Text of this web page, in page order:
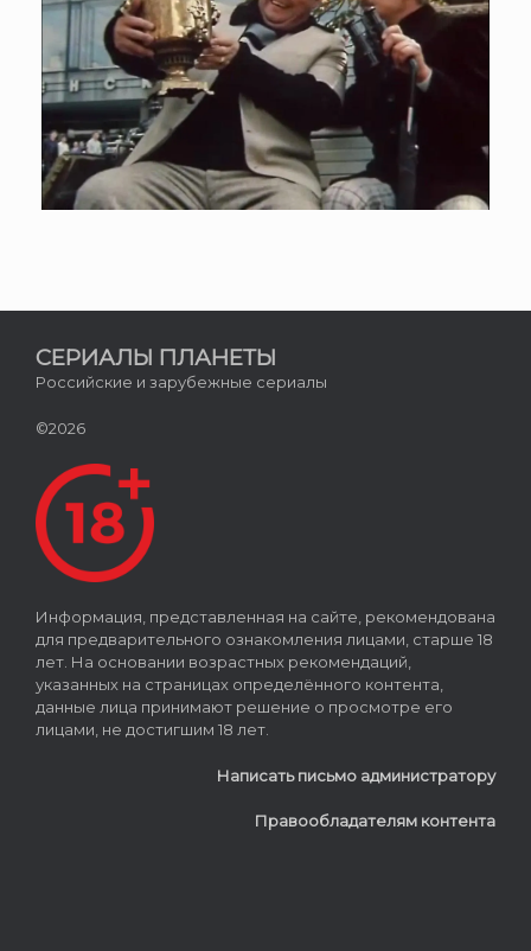
СЕРИАЛЫ ПЛАНЕТЫ
Российские и зарубежные сериалы
©2026
Информация, представленная на сайте, рекомендована
для предварительного ознакомления лицами, старше 18
лет. На основании возрастных рекомендаций,
указанных на страницах определённого контента,
данные лица принимают решение о просмотре его
лицами, не достигшим 18 лет.
Написать письмо администратору
Правообладателям контента